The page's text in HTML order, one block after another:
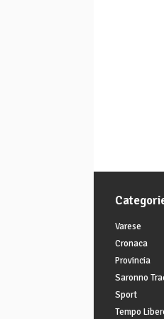
Varese
Cronaca
Provincia
Saronno
Sport
Tempo